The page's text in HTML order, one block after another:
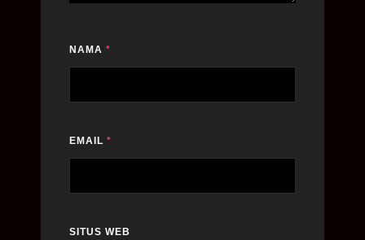
NAMA *
EMAIL *
SITUS WEB